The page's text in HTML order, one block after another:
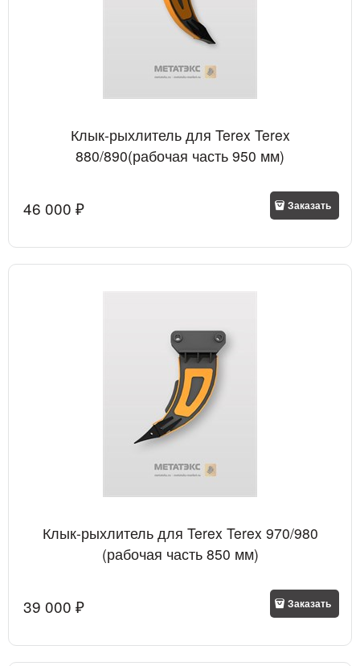
Клык-рыхлитель для Terex Terex
880/890(рабочая часть 950 мм)
46 000 ₽ Заказать
Клык-рыхлитель для Terex Terex 970/980
(рабочая часть 850 мм)
39 000 ₽ Заказать